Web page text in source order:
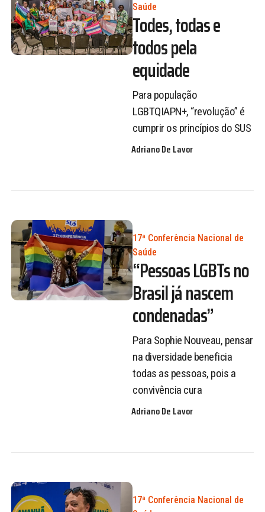
Saúde
Todes, todas e
todos pela
equidade
Para população
LGBTQIAPN+, “revolução” é
cumprir os princípios do SUS
Adriano De Lavor
17ª Conferência Nacional de
Saúde
“Pessoas LGBTs no
Brasil já nascem
condenadas”
Para Sophie Nouveau, pensar
na diversidade beneficia
todas as pessoas, pois a
convivência cura
Adriano De Lavor
17ª Conferência Nacional de